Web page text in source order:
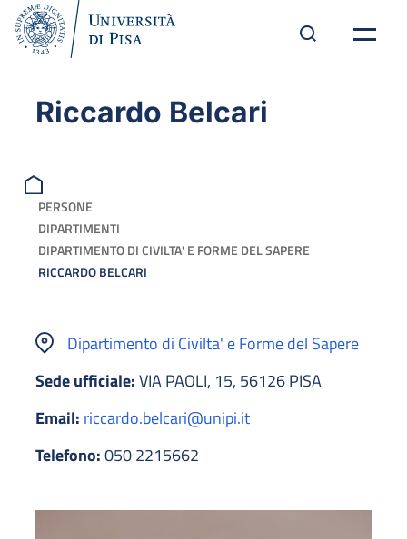
Riccardo Belcari
PERSONE
DIPARTIMENTI
DIPARTIMENTO DI CIVILTA' E FORME DEL SAPERE
RICCARDO BELCARI
Dipartimento di Civilta' e Forme del Sapere
Sede ufficiale:VIA PAOLI, 15, 56126 PISA
Email: riccardo.belcari@unipi.it
Telefono:050 2215662